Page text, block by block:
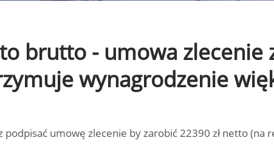
brutto - umowa
wynagrodzenie
umowę zlecenie by zarobić 22390 zł netto (na